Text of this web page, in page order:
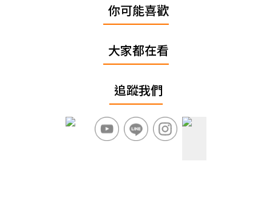
你可能喜歡
大家都在看
追蹤我們